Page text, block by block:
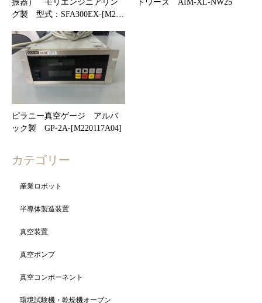
振器） モリエンジニアリン
グ製 型式：SFA300EX-[M2…
ドワーズ AIM-XL-NW25
ピラニー真空ゲージ アルバ
ック製 GP-2A-[M220117A04]
カテゴリー
産業ロボット
半導体製造装置
真空装置
真空ポンプ
真空コンポーネント
環境試験機・乾燥機オーブン